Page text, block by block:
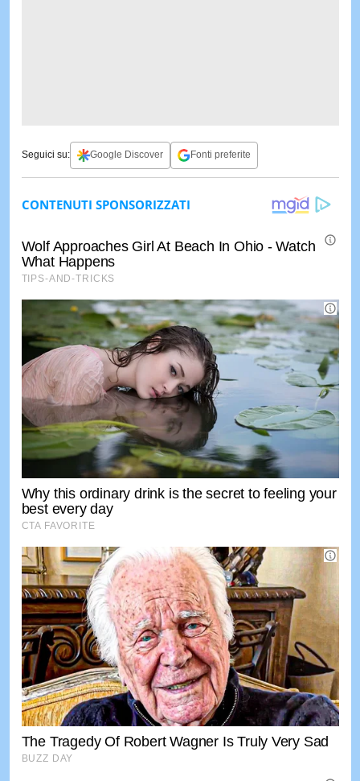
Seguici su: Google Discover Fonti preferite